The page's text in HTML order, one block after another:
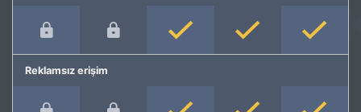
Reklamsız erişim